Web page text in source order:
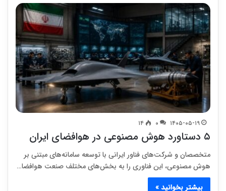
۱۴۰۵-۰۵-۱۹ ۰ ۱۴
۵ دستاورد هوش مصنوعی در هوافضای ایران
متخصصان و شرکت‌های فناور ایرانی با توسعه سامانه‌های مبتنی بر
هوش مصنوعی، این فناوری را به بخش‌های مختلف صنعت هوافضا…
بیشتر بخوانید »